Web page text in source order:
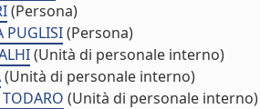
(Persona)
PUGLISI(Persona)
(Unità di personale interno)
(Unità di personale interno)
TODARO (Unità di personale interno)